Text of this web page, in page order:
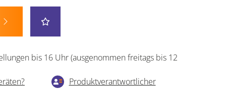
bis 16 Uhr (ausgenommen freitags bis 12
Produktverantwortlicher